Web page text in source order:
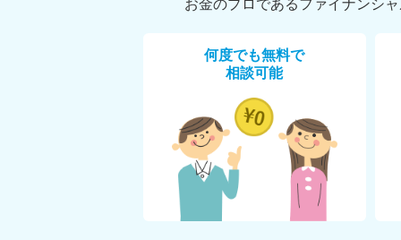
お金のプロであるファイナンシ
何度でも無料で
相談可能